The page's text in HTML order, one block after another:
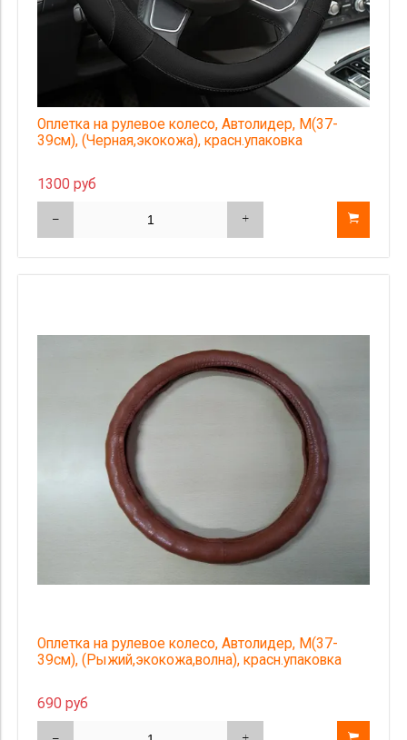
Оплетка на рулевое колесо, Автолидер, М(37-
39см), (Черная,экокожа), красн.упаковка
1300 руб
Оплетка на рулевое колесо, Автолидер, М(37-
39см), (Рыжий,экокожа,волна), красн.упаковка
690 руб